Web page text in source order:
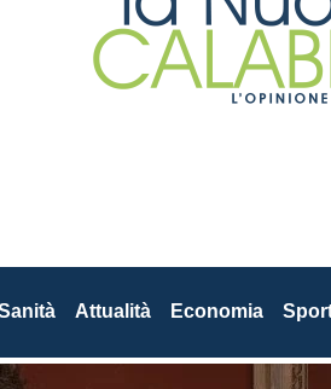
Attualità Economia